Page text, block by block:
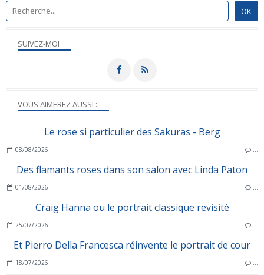
SUIVEZ-MOI
VOUS AIMEREZ AUSSI :
Le rose si particulier des Sakuras - Berg
08/08/2026
Des flamants roses dans son salon avec Linda Paton
01/08/2026
Craig Hanna ou le portrait classique revisité
25/07/2026
Et Pierro Della Francesca réinvente le portrait de cour
18/07/2026